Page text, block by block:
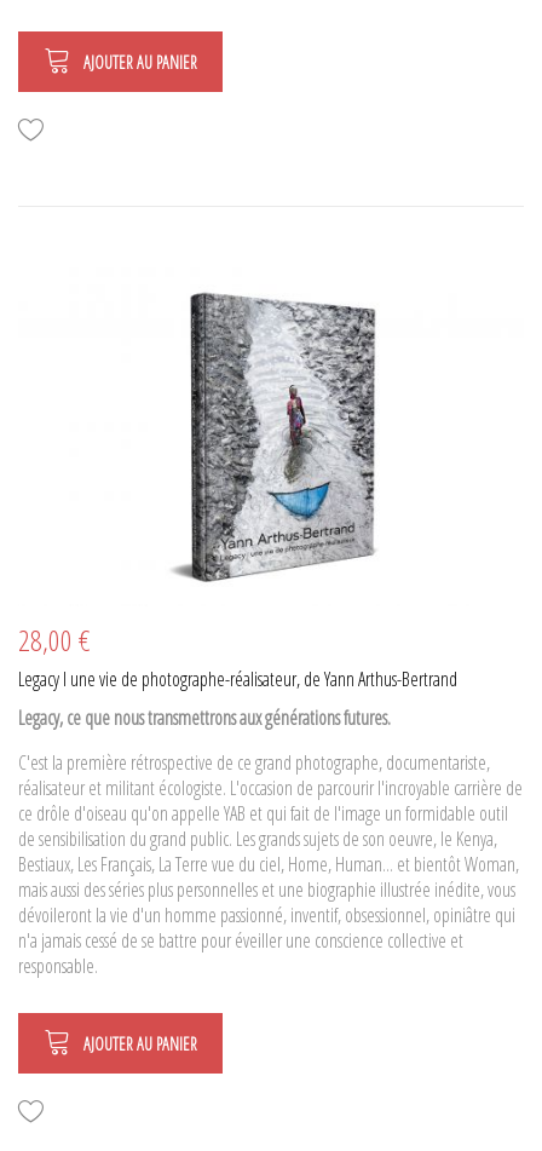
AJOUTER AU PANIER
28,00 €
Legacy l une vie de photographe-réalisateur, de Yann Arthus-Bertrand
Legacy, ce que nous transmettrons aux générations futures.
C'est la première rétrospective de ce grand photographe, documentariste,
réalisateur et militant écologiste. L'occasion de parcourir l'incroyable carrière de
ce drôle d'oiseau qu'on appelle YAB et qui fait de l'image un formidable outil
de sensibilisation du grand public. Les grands sujets de son oeuvre, le Kenya,
Bestiaux, Les Français, La Terre vue du ciel, Home, Human... et bientôt Woman,
mais aussi des séries plus personnelles et une biographie illustrée inédite, vous
dévoileront la vie d'un homme passionné, inventif, obsessionnel, opiniâtre qui
n'a jamais cessé de se battre pour éveiller une conscience collective et
responsable.
AJOUTER AU PANIER